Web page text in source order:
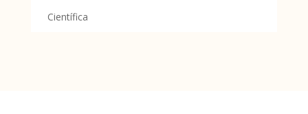
Científica